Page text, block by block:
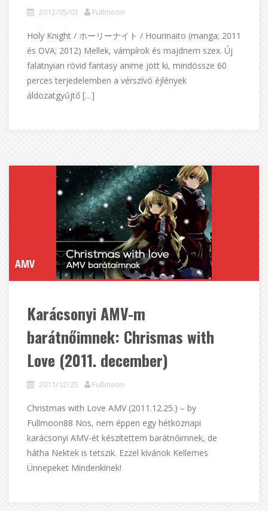
2012/05/03 Fullmoon
Holy Knight / ホーリーナイト / Hourinaito (manga; 2011
és OVA; 2012) Mellek, vámpírok és majdnem szex. Új
falatnyian rövid fantasy anime jött ki, mindössze 60
perces terjedelemben a vérszívó éjlények
áldozatgyűjtő […]
AMV
Karácsonyi AMV-m
barátnőimnek: Chrismas with
Love (2011. december)
2011/12/25 Fullmoon
Christmas with Love AMV (2011.12.25.) – by
Fullmoon88 Nos, nem éppen egy hétköznapi
karácsonyi AMV-ét készítettem barátnőimnek, de
hátha Nektek is tetszik. Ezzel kívánok Kellemes
Ünnepeket Mindenkinek!